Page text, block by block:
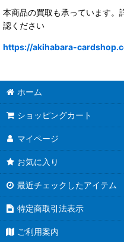
本商品の買取も承っています。
認ください
https://akihabara-
ホーム
ショッピングカート
マイページ
お気に入り
最近チェックしたアイテム
特定商取引法表示
ご利用案内